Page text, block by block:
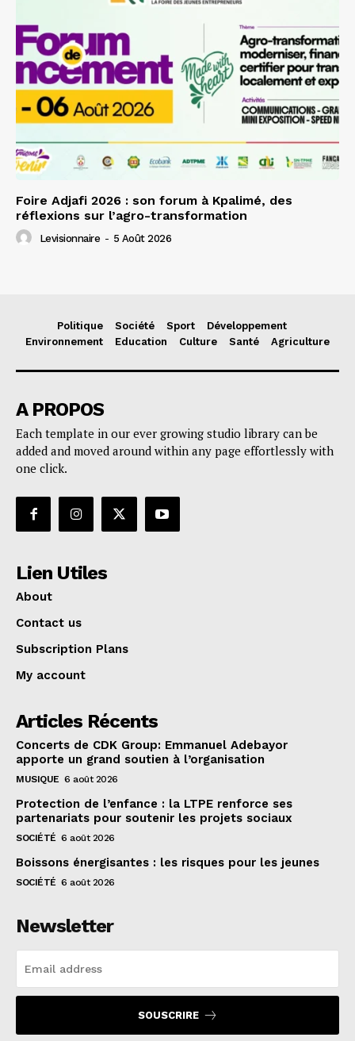
Foire Adjafi 2026 : son forum à Kpalimé, des
réflexions sur l’agro-transformation
Levisionnaire - 5 Août 2026
Politique Société Sport
Développement
Environnement
Education Culture Santé Agriculture
A PROPOS
Each template in our ever growing studio library can be
added and moved around within any page effortlessly with
one click.
Lien Utiles
About
Contact us
Subscription Plans
My account
Articles Récents
Concerts de CDK Group: Emmanuel Adebayor
apporte un grand soutien à l’organisation
MUSIQUE 6 août 2026
Protection de l’enfance : la LTPE renforce ses
partenariats pour soutenir les projets sociaux
SOCIÉTÉ 6 août 2026
Boissons énergisantes : les risques pour les jeunes
SOCIÉTÉ 6 août 2026
Newsletter
SOUSCRIRE